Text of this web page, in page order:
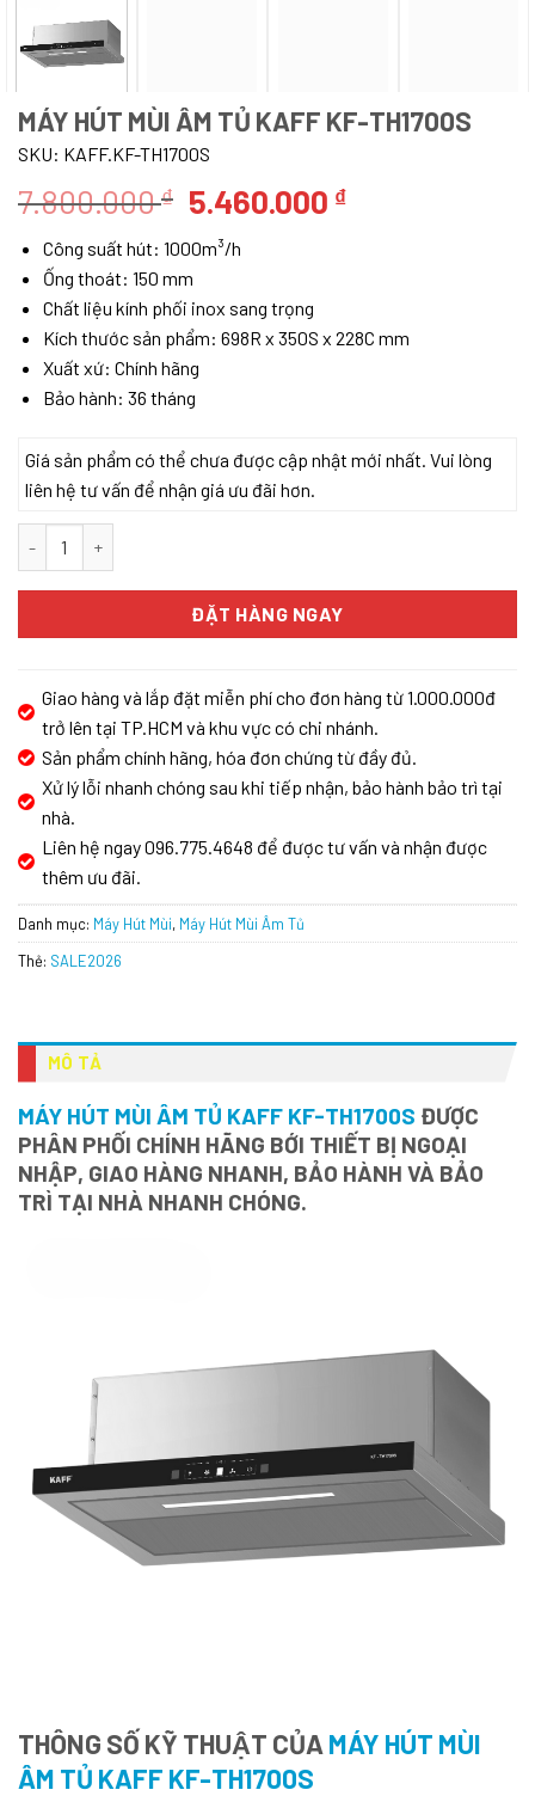
MÁY HÚT MÙI ÂM TỦ KAFF KF-TH1700S
SKU: KAFF.KF-TH1700S
7.800.000₫ Giá
gốc
là:
7.800.000 ₫.
5.460.000 ₫Giá
5.460.000 ₫.
Công suất hút: 1000m³/h
Ống thoát: 150 mm
Chất liệu kính phối inox sang trọng
Kích thước sản phẩm: 698R x 350S x 228C mm
Xuất xứ: Chính hãng
Bảo hành: 36 tháng
Giá sản phẩm có thể chưa được cập nhật mới nhất. Vui lòng
liên hệ tư vấn để nhận giá ưu đãi hơn.
ĐẶT HÀNG NGAY
Giao hàng và lắp đặt miễn phí cho đơn hàng từ 1.000.000đ
trở lên tại TP.HCM và khu vực có chi nhánh.
Sản phẩm chính hãng, hóa đơn chứng từ đầy đủ.
Xử lý lỗi nhanh chóng sau khi tiếp nhận, bảo hành bảo trì tại
nhà.
Liên hệ ngay 096.775.4648 để được tư vấn và nhận được
thêm ưu đãi.
Danh mục: Máy Hút Mùi, Máy Hút Mùi Âm Tủ
Thẻ: SALE2026
MÔ TẢ
MÁY HÚT MÙI ÂM TỦ KAFF KF-TH1700S ĐƯỢC
PHÂN PHỐI CHÍNH HÃNG BỚI THIẾT BỊ NGOẠI
NHẬP, GIAO HÀNG NHANH, BẢO HÀNH VÀ BẢO
TRÌ TẠI NHÀ NHANH CHÓNG.
THÔNG SỐ KỸ THUẬT CỦA MÁY HÚT MÙI
ÂM TỦ KAFF KF-TH1700S